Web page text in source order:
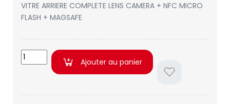
VITRE ARRIERE COMPLETE LENS CAMERA + NFC MICRO
FLASH + MAGSAFE
Ajouter au panier